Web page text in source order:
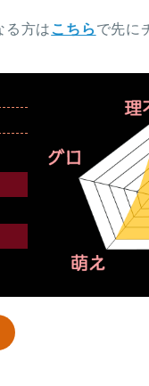
る方は こちら で先に